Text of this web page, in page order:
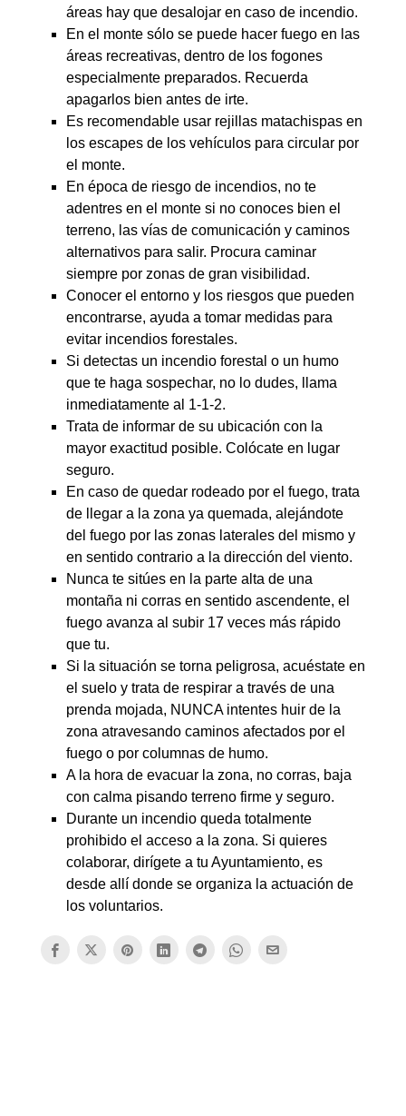
áreas hay que desalojar en caso de incendio.
En el monte sólo se puede hacer fuego en las
áreas recreativas, dentro de los fogones
especialmente preparados. Recuerda
apagarlos bien antes de irte.
Es recomendable usar rejillas matachispas en
los escapes de los vehículos para circular por
el monte.
En época de riesgo de incendios, no te
adentres en el monte si no conoces bien el
terreno, las vías de comunicación y caminos
alternativos para salir. Procura caminar
siempre por zonas de gran visibilidad.
Conocer el entorno y los riesgos que pueden
encontrarse, ayuda a tomar medidas para
evitar incendios forestales.
Si detectas un incendio forestal o un humo
que te haga sospechar, no lo dudes, llama
inmediatamente al 1-1-2.
Trata de informar de su ubicación con la
mayor exactitud posible. Colócate en lugar
seguro.
En caso de quedar rodeado por el fuego, trata
de llegar a la zona ya quemada, alejándote
del fuego por las zonas laterales del mismo y
en sentido contrario a la dirección del viento.
Nunca te sitúes en la parte alta de una
montaña ni corras en sentido ascendente, el
fuego avanza al subir 17 veces más rápido
que tu.
Si la situación se torna peligrosa, acuéstate en
el suelo y trata de respirar a través de una
prenda mojada, NUNCA intentes huir de la
zona atravesando caminos afectados por el
fuego o por columnas de humo.
A la hora de evacuar la zona, no corras, baja
con calma pisando terreno firme y seguro.
Durante un incendio queda totalmente
prohibido el acceso a la zona. Si quieres
colaborar, dirígete a tu Ayuntamiento, es
desde allí donde se organiza la actuación de
los voluntarios.